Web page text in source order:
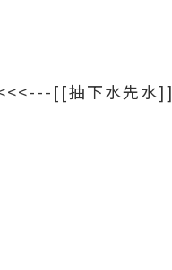
[[抽下水先水]]